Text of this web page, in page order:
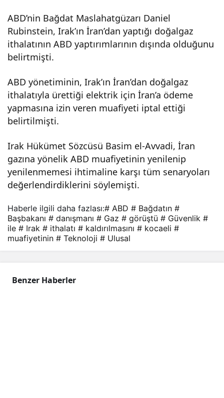
ABD’nin Bağdat Maslahatgüzarı Daniel
Rubinstein, Irak’ın İran’dan yaptığı doğalgaz
ithalatının ABD yaptırımlarının dışında olduğunu
belirtmişti.
ABD yönetiminin, Irak’ın İran’dan doğalgaz
ithalatıyla ürettiği elektrik için İran’a ödeme
yapmasına izin veren muafiyeti iptal ettiği
belirtilmişti.
Irak Hükümet Sözcüsü Basim el-Avvadi, İran
gazına yönelik ABD muafiyetinin yenilenip
yenilenmemesi ihtimaline karşı tüm senaryoları
değerlendirdiklerini söylemişti.
Bağ
dat’ı
gaz
atı
mua
fiyet
inin
Haberle ilgili daha fazlası:# ABD # Bağdatın #
Başbakanı # danışmanı # Gaz # görüştü # Güvenlik #
ile # Irak # ithalatı # kaldırılmasını # kocaeli #
muafiyetinin # Teknoloji # Ulusal
Benzer Haberler